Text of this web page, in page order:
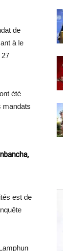
de
à le
27
été
mandats
est de